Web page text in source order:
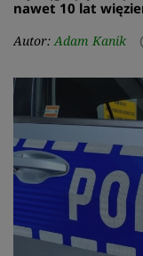
nawet 10 lat
Autor: Adam Kanik